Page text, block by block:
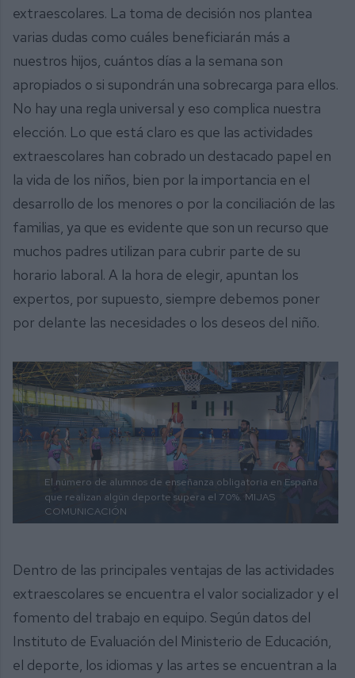
extraescolares. La toma de decisión nos plantea
varias dudas como cuáles beneficiarán más a
nuestros hijos, cuántos días a la semana son
apropiados o si supondrán una sobrecarga para ellos.
No hay una regla universal y eso complica nuestra
elección. Lo que está claro es que las actividades
extraescolares han cobrado un destacado papel en
la vida de los niños, bien por la importancia en el
desarrollo de los menores o por la conciliación de las
familias, ya que es evidente que son un recurso que
muchos padres utilizan para cubrir parte de su
horario laboral. A la hora de elegir, apuntan los
expertos, por supuesto, siempre debemos poner
por delante las necesidades o los deseos del niño.
El número de alumnos de enseñanza obligatoria en España
que realizan algún deporte supera el 70%. MIJAS
COMUNICACIÓN
Dentro de las principales ventajas de las actividades
extraescolares se encuentra el valor socializador y el
fomento del trabajo en equipo. Según datos del
Instituto de Evaluación del Ministerio de Educación,
el deporte, los idiomas y las artes se encuentran a la